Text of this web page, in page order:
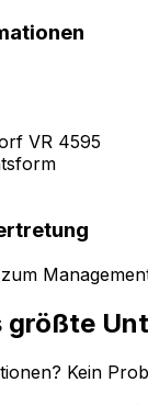
VR 4595
größte
Kein